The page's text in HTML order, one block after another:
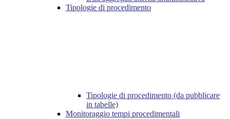
Tipologie di procedimento
Tipologie di procedimento (da pubblicare
in tabelle)
Monitoraggio tempi procedimentali